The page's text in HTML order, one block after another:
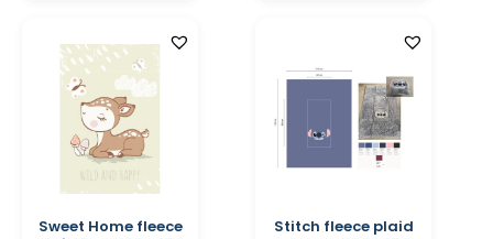
Sweet Home fleece
Stitch fleece plaid